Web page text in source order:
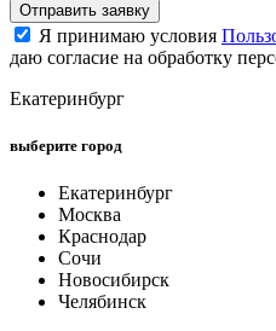
Отправить заявку
Я принимаю условия
даю согласие на обработку
Екатеринбург
выберите город
Екатеринбург
Москва
Краснодар
Сочи
Новосибирск
Челябинск